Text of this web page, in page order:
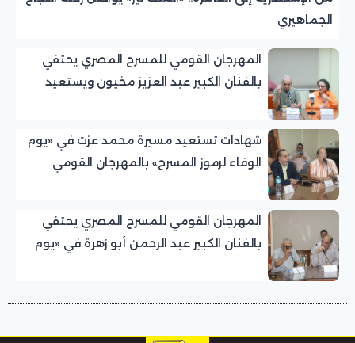
الجماهيري
المهرجان القومي للمسرح المصري يحتفي
بالفنان الكبير عبد العزيز مخيون ويستعيد
شهادات تستعيد مسيرة محمد عزت في «يوم
الوفاء لرموز المسرح» بالمهرجان القومي
المهرجان القومي للمسرح المصري يحتفي
بالفنان الكبير عبد الرحمن أبو زهرة في «يوم